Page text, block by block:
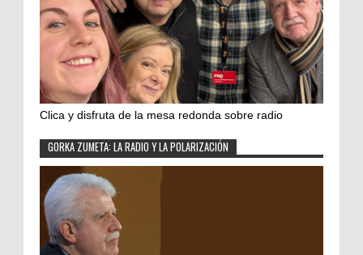
Clica y disfruta de la mesa redonda sobre radio
GORKA ZUMETA: LA RADIO Y LA POLARIZACIÓN